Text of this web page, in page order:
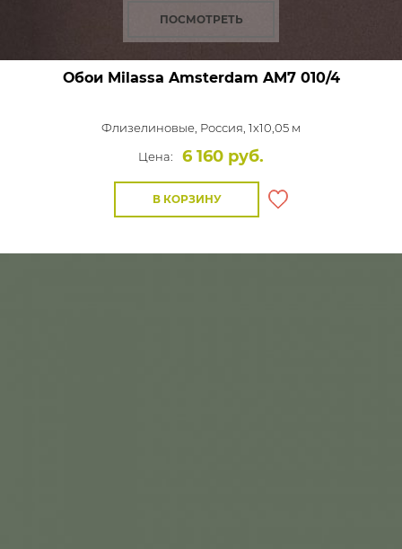
ПОСМОТРЕТЬ
Обои Milassa Amsterdam AM7 010/4
Флизелиновые, Россия, 1x10,05 м
Цена:
6 160 руб.
В КОРЗИНУ